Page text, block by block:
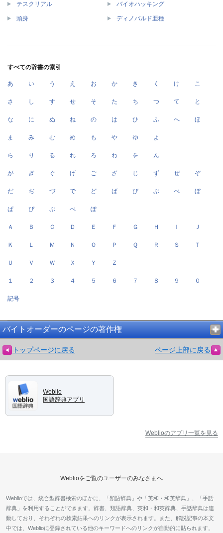
テスクリアル バイオハッキング
頭身 ディノバルド亜種
すべての辞書の索引
あ い う え お か き く け こ
さ し す せ そ た ち つ て と
な に ぬ ね の は ひ ふ へ ほ
ま み む め も や ゆ よ
ら り る れ ろ わ を ん
が ぎ ぐ げ ご ざ じ ず ぜ ぞ
だ ぢ づ で ど ば び ぶ べ ぼ
ぱ ぴ ぷ ぺ ぽ
Ａ Ｂ Ｃ Ｄ Ｅ Ｆ Ｇ Ｈ Ｉ Ｊ
Ｋ Ｌ Ｍ Ｎ Ｏ Ｐ Ｑ Ｒ Ｓ Ｔ
Ｕ Ｖ Ｗ Ｘ Ｙ Ｚ
１ ２ ３ ４ ５ ６ ７ ８ ９ ０
記号
バイトオーダーのページの著作権
トップページに戻る ページ上部に戻る
Weblio
国語辞典アプリ
Weblioのアプリ一覧を見る
Weblioをご覧のユーザーのみなさまへ
Weblioでは、統合型辞書検索のほかに、「類語辞典」や「英和・和英辞典」、「手話
辞典」を利用することができます。辞書、類語辞典、英和・和英辞典、手話辞典は連
動しており、それぞれの検索結果へのリンクが表示されます。また、解説記事の本文
中では、Weblioに登録されている他のキーワードへのリンクが自動的に貼られます。